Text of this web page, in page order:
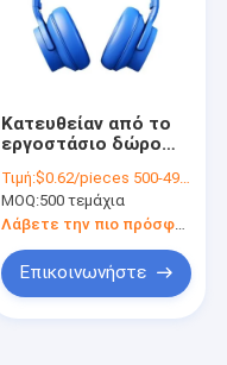
Κατευθείαν από το
εργοστάσιο δώρο
κουτί γενέθλια δώρο
κουτί καλλυντικά
συσκευασία κουτί
χαρτόνι
Τιμή:$0.62/pieces 500-4999 pieces
MOQ:500 τεμάχια
Επικοινωνήστε